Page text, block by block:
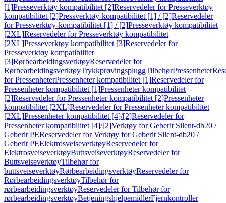
[1]Presseverktøy kompatibilitet [2]Reservedeler for Presseverktøy
kompatibilitet [2]Pressverktøy-kompatibilitet [1] / [2]Reservedeler
for Pressverktøy-kompatibilitet [1] / [2]Presseverktøy kompatibilitet
[2XL]Reservedeler for Presseverktøy kompatibilitet
[2XL]Presseverktøy kompatibilitet [3]Reservedeler for
Presseverktøy kompatibilitet
[3]RørbearbeidingsverktøyReservedeler for
RørbearbeidingsverktøyTrykkprøvingspluggTilbehørPressenheter
for PressenheterPressenheter kompatibilitet [1]Reservedeler for
Pressenheter kompatibilitet [1]Pressenheter kompatibilitet
[2]Reservedeler for Pressenheter kompatibilitet [2]Pressenheter
kompatibilitet [2XL]Reservedeler for Pressenheter kompatibilitet
[2XL]Pressenheter kompatibilitet [4]/[2]Reservedeler for
Pressenheter kompatibilitet [4]/[2]Verktøy for Geberit Silent-db20 /
Geberit PEReservedeler for Verktøy for Geberit Silent-db20 /
Geberit PEElektrosveiseverktøyReservedeler for
ElektrosveiseverktøyButtsveiseverktøyReservedeler for
ButtsveiseverktøyTilbehør for
buttsveiseverktøyRørbearbeidingsverktøyReservedeler for
RørbearbeidingsverktøyTilbehør for
rørbearbeidingsverktøyReservedeler for Tilbehør for
rørbearbeidingsverktøyBetjeningshjelpemidlerFjernkontroller